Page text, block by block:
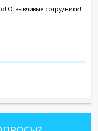
Отзывчивые сотрудники!